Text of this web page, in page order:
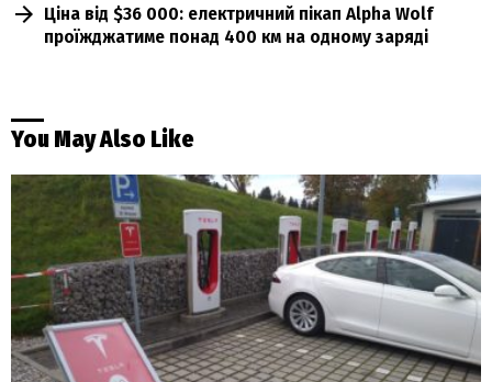
Ціна від $36 000: електричний пікап Alpha Wolf
проїжджатиме понад 400 км на одному заряді
You May Also Like